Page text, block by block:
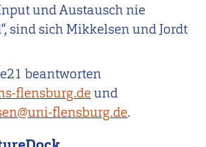
und Austausch nie
sind sich Mikkelsen und Jordt
beantworten
flensburg.de und
flensburg.de.